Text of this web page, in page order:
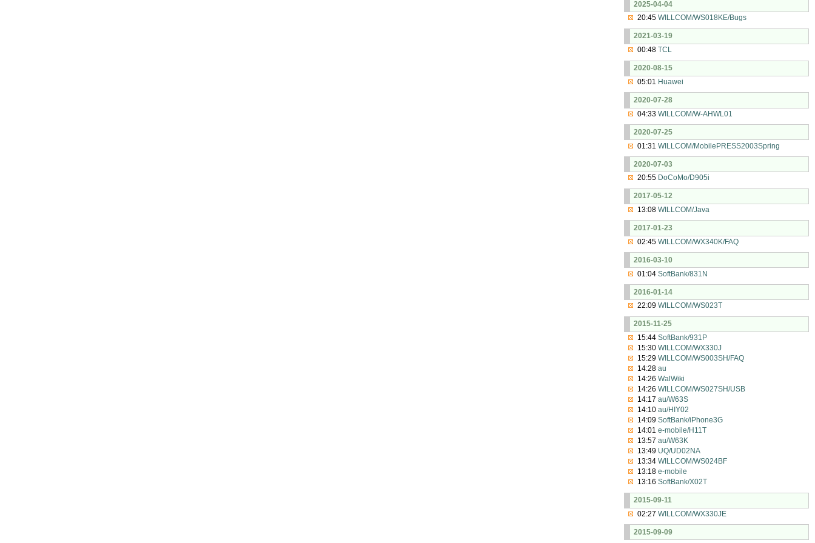
2025-04-04
20:45WILLCOM/WS018KE/Bugs
2021-03-19
00:48TCL
2020-08-15
05:01 Huawei
2020-07-28
04:33WILLCOM/W-AHWL01
2020-07-25
01:31WILLCOM/MobilePRESS2003Spring
2020-07-03
20:55 DoCoMo/D905i
2017-05-12
13:08WILLCOM/Java
2017-01-23
02:45WILLCOM/WX340K/FAQ
2016-03-10
01:04SoftBank/831N
2016-01-14
22:09WILLCOM/WS023T
2015-11-25
15:44SoftBank/931P
15:30WILLCOM/WX330J
15:29WILLCOM/WS003SH/FAQ
14:28au
14:26WalWiki
14:26WILLCOM/WS027SH/USB
14:17au/W63S
14:10au/HIY02
14:09SoftBank/iPhone3G
14:01e-mobile/H11T
13:57au/W63K
13:49 UQ/UD02NA
13:34WILLCOM/WS024BF
13:18e-mobile
13:16SoftBank/X02T
2015-09-11
02:27WILLCOM/WX330JE
2015-09-09